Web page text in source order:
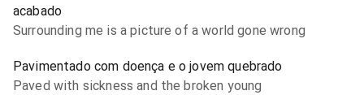
acabado
Surrounding me is a picture of a world gone wrong
Pavimentado com doença e o jovem quebrado
Paved with sickness and the broken young